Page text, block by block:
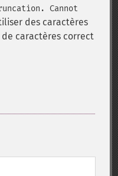
Cannot
des caractères
caractères correct